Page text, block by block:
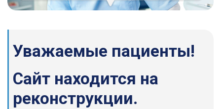
Уважаемые пациенты!
Сайт находится на
реконструкции.